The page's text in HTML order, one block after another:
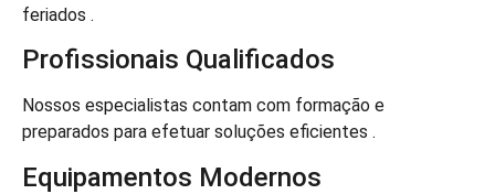
feriados .
Profissionais Qualificados
Nossos especialistas contam com formação e
preparados para efetuar soluções eficientes .
Equipamentos Modernos